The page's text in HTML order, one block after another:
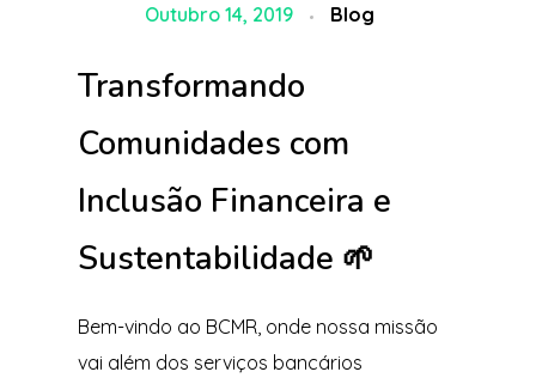
Outubro 14, 2019 Blog
Transformando
Comunidades com
Inclusão Financeira e
Sustentabilidade 🌱
Bem-vindo ao BCMR, onde nossa missão
vai além dos serviços bancários